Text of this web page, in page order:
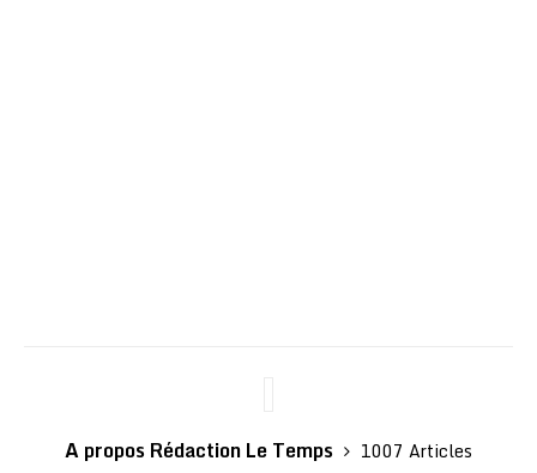
A propos Rédaction Le Temps
1007 Articles